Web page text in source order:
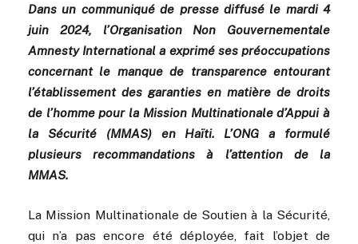
Dans un communiqué de presse diffusé le mardi 4
juin 2024, l’Organisation Non Gouvernementale
Amnesty International a exprimé ses préoccupations
concernant le manque de transparence entourant
l’établissement des garanties en matière de droits
de l’homme pour la Mission Multinationale d’Appui à
la Sécurité (MMAS) en Haïti. L’ONG a formulé
plusieurs recommandations à l’attention de la
MMAS.
La Mission Multinationale de Soutien à la Sécurité,
qui n’a pas encore été déployée, fait l’objet de